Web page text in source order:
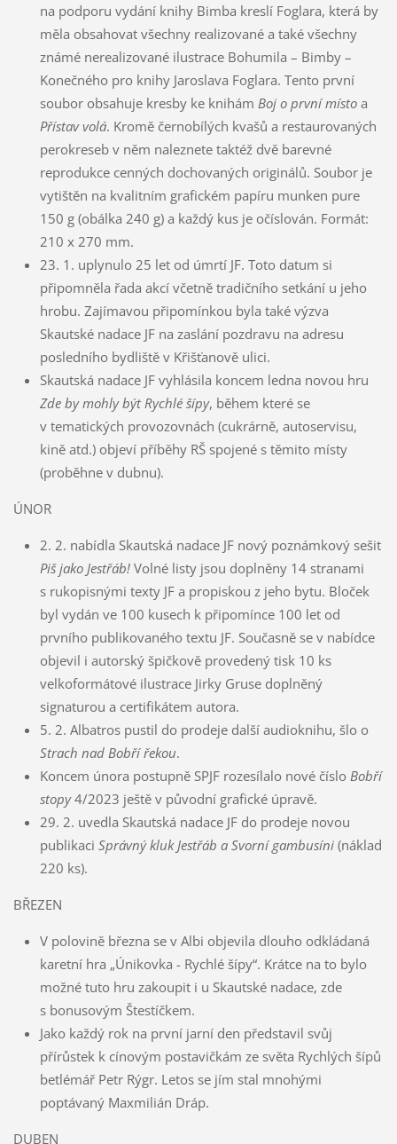
na podporu vydání knihy Bimba kreslí Foglara, která by
měla obsahovat všechny realizované a také všechny
známé nerealizované ilustrace Bohumila – Bimby –
Konečného pro knihy Jaroslava Foglara. Tento první
soubor obsahuje kresby ke knihám Boj o první místoa
Přístav volá. Kromě černobílých kvašů a restaurovaných
perokreseb v něm naleznete taktéž dvě barevné
reprodukce cenných dochovaných originálů. Soubor je
vytištěn na kvalitním grafickém papíru munken pure
150 g (obálka 240 g) a každý kus je očíslován. Formát:
210 x 270 mm.
23. 1. uplynulo 25 let od úmrtí JF. Toto datum si
připomněla řada akcí včetně tradičního setkání u jeho
hrobu. Zajímavou připomínkou byla také výzva
Skautské nadace JF na zaslání pozdravu na adresu
posledního bydliště v Křišťanově ulici.
Skautská nadace JF vyhlásila koncem ledna novou hru
Zde by mohly být Rychlé šípy, během které se
v tematických provozovnách (cukrárně, autoservisu,
kině atd.) objeví příběhy RŠ spojené s těmito místy
(proběhne v dubnu).
ÚNOR
2. 2. nabídla Skautská nadace JF nový poznámkový sešit
Piš jako Jestřáb!Volné listy jsou doplněny 14 stranami
s rukopisnými texty JF a propiskou z jeho bytu. Bloček
byl vydán ve 100 kusech k připomínce 100 let od
prvního publikovaného textu JF. Současně se v nabídce
objevil i autorský špičkově provedený tisk 10 ks
velkoformátové ilustrace Jirky Gruse doplněný
signaturou a certifikátem autora.
5. 2. Albatros pustil do prodeje další audioknihu, šlo o
Strach nad Bobří řekou.
Koncem února postupně SPJF rozesílalo nové číslo Bobří
stopy4/2023 ještě v původní grafické úpravě.
29. 2. uvedla Skautská nadace JF do prodeje novou
publikaci Správný kluk Jestřáb a Svorní gambusíni(náklad
220 ks).
BŘEZEN
V polovině března se v Albi objevila dlouho odkládaná
karetní hra „Únikovka - Rychlé šípy“. Krátce na to bylo
možné tuto hru zakoupit i u Skautské nadace, zde
s bonusovým Štestíčkem.
Jako každý rok na první jarní den představil svůj
přírůstek k cínovým postavičkám ze světa Rychlých šípů
betlémář Petr Rýgr. Letos se jím stal mnohými
poptávaný Maxmilián Dráp.
DUBEN